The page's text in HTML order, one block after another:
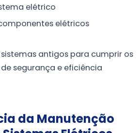
elétrico
elétricos
antigos para cumprir os
segurança e eficiência
da Manutenção